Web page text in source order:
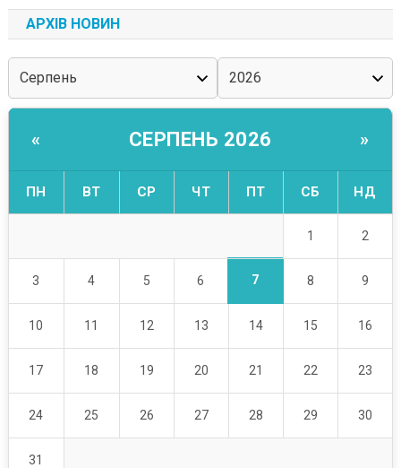
АРХІВ НОВИН
« СЕРПЕНЬ 2026 »
ПН ВТ СР ЧТ ПТ СБ НД
1 2
3 4 5 6 7 8 9
10 11 12 13 14 15 16
17 18 19 20 21 22 23
24 25 26 27 28 29 30
31